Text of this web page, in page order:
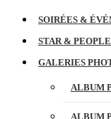
SOIRÉES &
STAR & PEOPLE
GALERIES
ALBUM
ALBUM